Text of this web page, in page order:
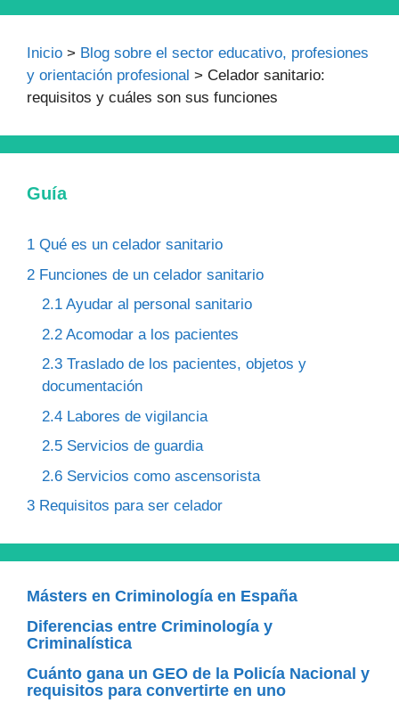
Inicio > Blog sobre el sector educativo, profesiones
y orientación profesional > Celador sanitario:
requisitos y cuáles son sus funciones
Guía
1 Qué es un celador sanitario
2 Funciones de un celador sanitario
2.1 Ayudar al personal sanitario
2.2 Acomodar a los pacientes
2.3 Traslado de los pacientes, objetos y
documentación
2.4 Labores de vigilancia
2.5 Servicios de guardia
2.6 Servicios como ascensorista
3 Requisitos para ser celador
Másters en Criminología en España
Diferencias entre Criminología y
Criminalística
Cuánto gana un GEO de la Policía Nacional y
requisitos para convertirte en uno